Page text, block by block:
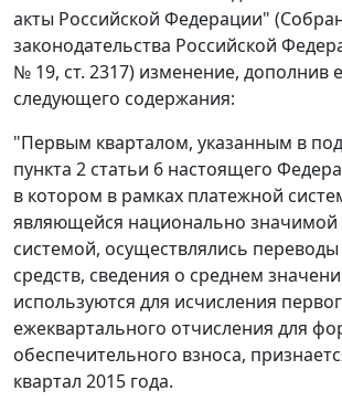
акты Российской Федерации"
законодательства Российской
№ 19, ст. 2317) изменение, дополнив
следующего содержания:
"Первым кварталом, указанным в
пункта 2 статьи 6 настоящего
в котором в рамках платежной
являющейся национально значимой
системой, осуществлялись
средств, сведения о среднем
используются для исчисления
ежеквартального отчисления для
обеспечительного взноса,
квартал 2015 года.